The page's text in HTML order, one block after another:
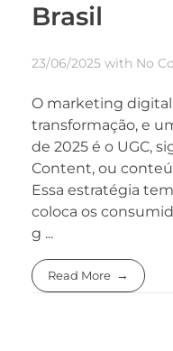
Brasil
23/06/2025 with No
O marketing
transformação, e
de 2025 é o UGC,
Content, ou
Essa estratégia
coloca os
g ...
Read More